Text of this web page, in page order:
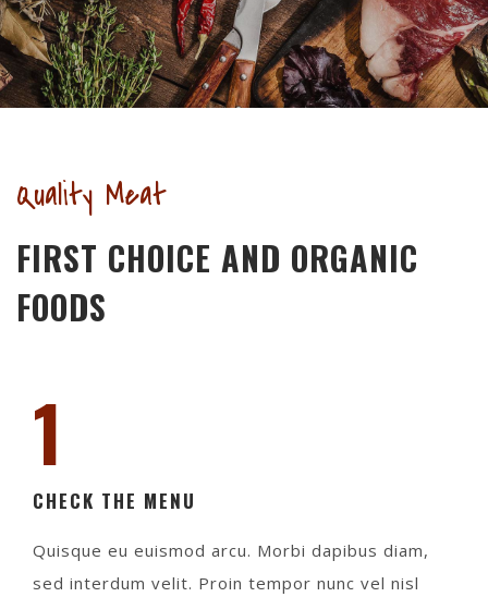
Quality Meat
FIRST CHOICE AND ORGANIC
FOODS
1
CHECK THE MENU
Quisque eu euismod arcu. Morbi dapibus diam,
sed interdum velit. Proin tempor nunc vel nisl